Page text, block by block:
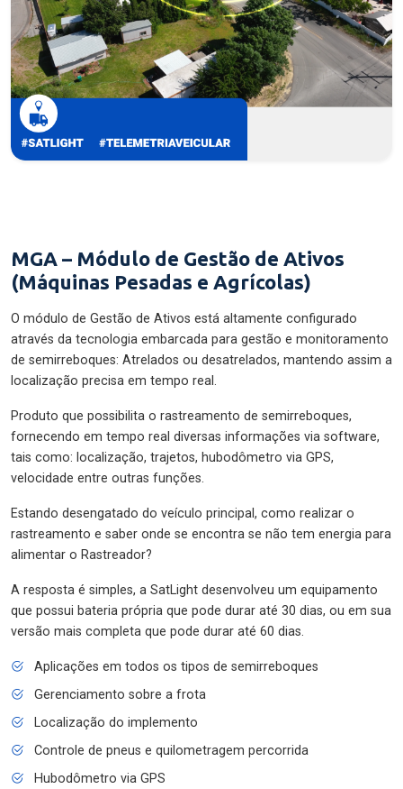
MGA – Módulo de Gestão de Ativos
(Máquinas Pesadas e Agrícolas)
O módulo de Gestão de Ativos está altamente configurado
através da tecnologia embarcada para gestão e monitoramento
de semirreboques: Atrelados ou desatrelados, mantendo assim a
localização precisa em tempo real.
Produto que possibilita o rastreamento de semirreboques,
fornecendo em tempo real diversas informações via software,
tais como: localização, trajetos, hubodômetro via GPS,
velocidade entre outras funções.
Estando desengatado do veículo principal, como realizar o
rastreamento e saber onde se encontra se não tem energia para
alimentar o Rastreador?
A resposta é simples, a SatLight desenvolveu um equipamento
que possui bateria própria que pode durar até 30 dias, ou em sua
versão mais completa que pode durar até 60 dias.
Aplicações em todos os tipos de semirreboques
Gerenciamento sobre a frota
Localização do implemento
Controle de pneus e quilometragem percorrida
Hubodômetro via GPS